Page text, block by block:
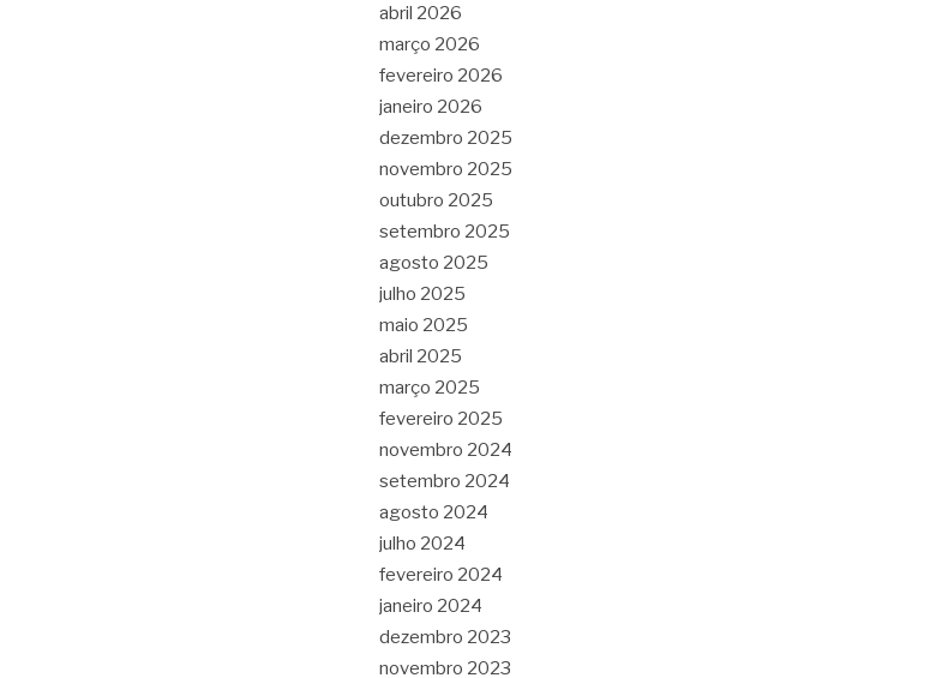
abril 2026
março 2026
fevereiro 2026
janeiro 2026
dezembro 2025
novembro 2025
outubro 2025
setembro 2025
agosto 2025
julho 2025
maio 2025
abril 2025
março 2025
fevereiro 2025
novembro 2024
setembro 2024
agosto 2024
julho 2024
fevereiro 2024
janeiro 2024
dezembro 2023
novembro 2023